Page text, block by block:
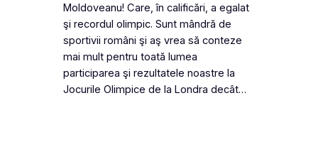
Moldoveanu! Care, în calificări, a egalat
şi recordul olimpic. Sunt mândră de
sportivii români şi aş vrea să conteze
mai mult pentru toată lumea
participarea şi rezultatele noastre la
Jocurile Olimpice de la Londra decât…